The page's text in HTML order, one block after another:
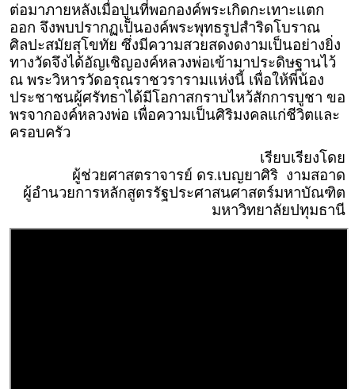
ต่อมาภายหลังเมื่อปูนที่พอกองค์พระเกิดกะเทาะแตก
ออก จึงพบปรากฏเป็นองค์พระพุทธรูปสำริดโบราณ
ศิลปะสมัยสุโขทัย ซึ่งมีความสวยสดงดงามเป็นอย่างยิ่ง
ทางวัดจึงได้อัญเชิญองค์หลวงพ่อเข้ามาประดิษฐานไว้
ณ พระวิหารวัดอรุณราชวรารามแห่งนี้ เพื่อให้พี่น้อง
ประชาชนผู้ศรัทธาได้มีโอกาสกราบไหว้สักการบูชา ขอ
พรจากองค์หลวงพ่อ เพื่อความเป็นศิริมงคลแก่ชีวิตและ
ครอบครัว
เรียบเรียงโดย
ผู้ช่วยศาสตราจารย์ ดร.เบญยาศิริ งามสอาด
ผู้อำนวยการหลักสูตรรัฐประศาสนศาสตร์มหาบัณฑิต
มหาวิทยาลัยปทุมธานี